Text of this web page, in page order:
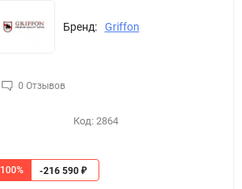
Бренд: Griffon
0 Отзывов
Код: 2864
100% -216 590 ₽